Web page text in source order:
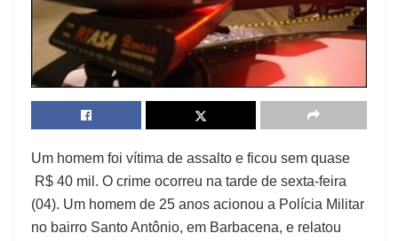
Um homem foi vítima de assalto e ficou sem quase
R$ 40 mil. O crime ocorreu na tarde de sexta-feira
(04). Um homem de 25 anos acionou a Polícia Militar
no bairro Santo Antônio, em Barbacena, e relatou